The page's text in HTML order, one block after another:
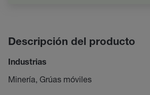
Descripción del producto
Industrias
Minería, Grúas móviles